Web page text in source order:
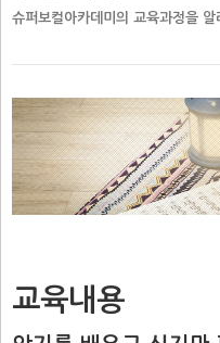
슈퍼보컬아카데미의 교육과정을 알
교육내용